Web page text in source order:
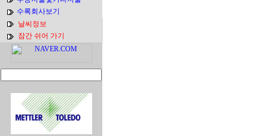
수록회사보기
날씨정보
잠간 쉬어 가기